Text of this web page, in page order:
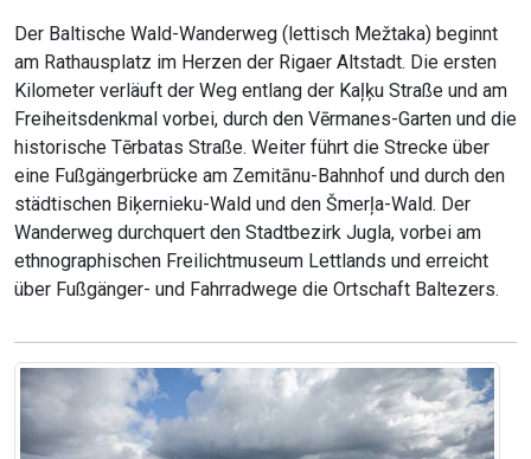
Der Baltische Wald-Wanderweg (lettisch Mežtaka) beginnt
am Rathausplatz im Herzen der Rigaer Altstadt. Die ersten
Kilometer verläuft der Weg entlang der Kaļķu Straße und am
Freiheitsdenkmal vorbei, durch den Vērmanes-Garten und die
historische Tērbatas Straße. Weiter führt die Strecke über
eine Fußgängerbrücke am Zemitānu-Bahnhof und durch den
städtischen Biķernieku-Wald und den Šmerļa-Wald. Der
Wanderweg durchquert den Stadtbezirk Jugla, vorbei am
ethnographischen Freilichtmuseum Lettlands und erreicht
über Fußgänger- und Fahrradwege die Ortschaft Baltezers.